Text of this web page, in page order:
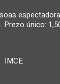
Prezo único:
IMCE